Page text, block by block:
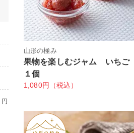
円
山形の極み
果物を楽しむジャム いちご
１個
1,080円（税込）